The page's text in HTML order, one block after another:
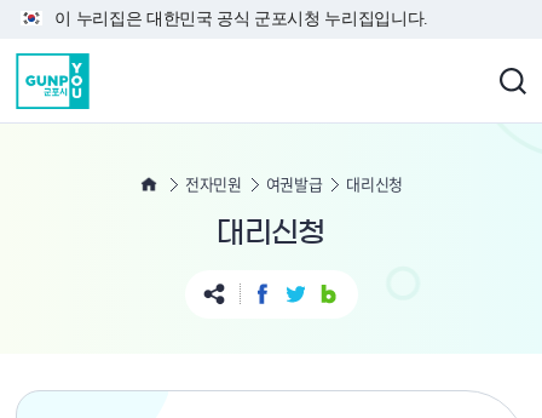
본문 바로가기
이 누리집은 대한민국 공식 군포시청 누리집입니다.
전자민원 여권발급 대리신청
대리신청